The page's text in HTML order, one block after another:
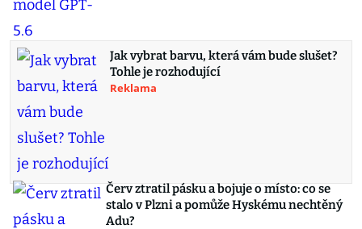
Jak vybrat barvu, která vám bude slušet?
Tohle je rozhodující
Reklama
Červ ztratil pásku a bojuje o místo: co se
stalo v Plzni a pomůže Hyskému nechtěný
Adu?